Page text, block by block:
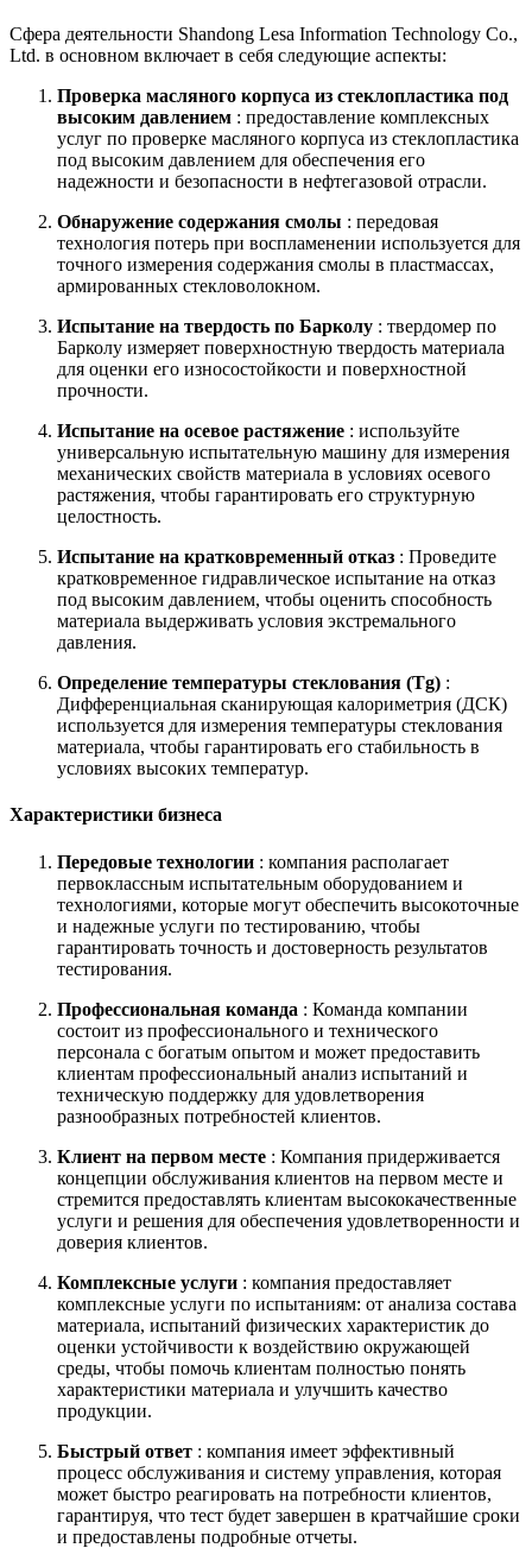
Сфера деятельности Shandong Lesa Information Technology Co.,
Ltd. в основном включает в себя следующие аспекты:
Проверка масляного корпуса из стеклопластика под
высоким давлением : предоставление комплексных
услуг по проверке масляного корпуса из стеклопластика
под высоким давлением для обеспечения его
надежности и безопасности в нефтегазовой отрасли.
Обнаружение содержания смолы : передовая
технология потерь при воспламенении используется для
точного измерения содержания смолы в пластмассах,
армированных стекловолокном.
Испытание на твердость по Барколу : твердомер по
Барколу измеряет поверхностную твердость материала
для оценки его износостойкости и поверхностной
прочности.
Испытание на осевое растяжение : используйте
универсальную испытательную машину для измерения
механических свойств материала в условиях осевого
растяжения, чтобы гарантировать его структурную
целостность.
Испытание на кратковременный отказ : Проведите
кратковременное гидравлическое испытание на отказ
под высоким давлением, чтобы оценить способность
материала выдерживать условия экстремального
давления.
Определение температуры стеклования (Tg) :
Дифференциальная сканирующая калориметрия (ДСК)
используется для измерения температуры стеклования
материала, чтобы гарантировать его стабильность в
условиях высоких температур.
Характеристики бизнеса
Передовые технологии : компания располагает
первоклассным испытательным оборудованием и
технологиями, которые могут обеспечить высокоточные
и надежные услуги по тестированию, чтобы
гарантировать точность и достоверность результатов
тестирования.
Профессиональная команда : Команда компании
состоит из профессионального и технического
персонала с богатым опытом и может предоставить
клиентам профессиональный анализ испытаний и
техническую поддержку для удовлетворения
разнообразных потребностей клиентов.
Клиент на первом месте : Компания придерживается
концепции обслуживания клиентов на первом месте и
стремится предоставлять клиентам высококачественные
услуги и решения для обеспечения удовлетворенности и
доверия клиентов.
Комплексные услуги : компания предоставляет
комплексные услуги по испытаниям: от анализа состава
материала, испытаний физических характеристик до
оценки устойчивости к воздействию окружающей
среды, чтобы помочь клиентам полностью понять
характеристики материала и улучшить качество
продукции.
Быстрый ответ : компания имеет эффективный
процесс обслуживания и систему управления, которая
может быстро реагировать на потребности клиентов,
гарантируя, что тест будет завершен в кратчайшие сроки
и предоставлены подробные отчеты.